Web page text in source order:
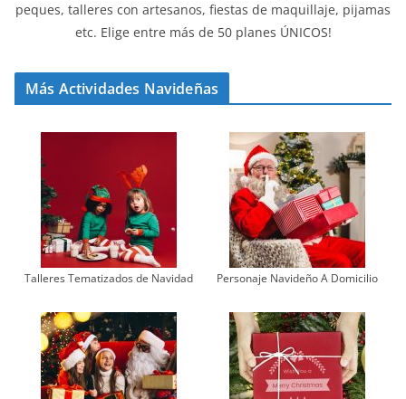
peques, talleres con artesanos, fiestas de maquillaje, pijamas
etc. Elige entre más de 50 planes ÚNICOS!
Más Actividades Navideñas
Talleres Tematizados de Navidad Personaje Navideño A Domicilio